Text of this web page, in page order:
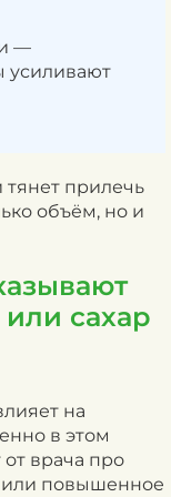
—
усиливают
тянет прилечь
объём, но и
сахар
на
в этом
врача про
или повышенное